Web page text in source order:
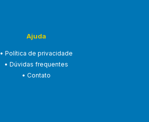
Ajuda
• Política de privacidade
• Dúvidas frequentes
• Contato